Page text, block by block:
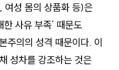
여성 몸의 상품화 등)은
사유 부족’ 때문도
주의의 성격 때문이다. 이
성차를 강조하는 것은